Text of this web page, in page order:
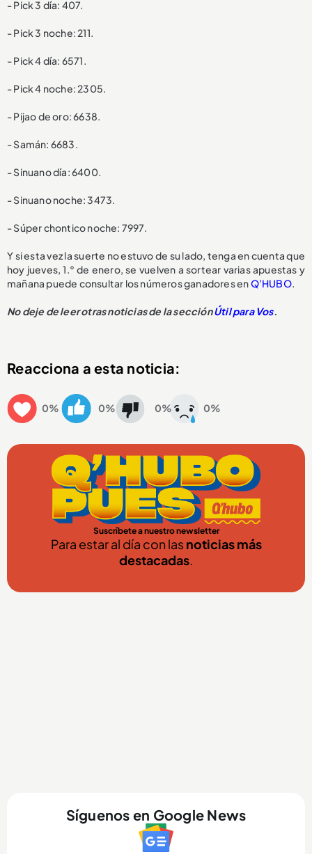
- Pick 3 día: 407.
- Pick 3 noche: 211.
- Pick 4 día: 6571.
- Pick 4 noche: 2305.
- Pijao de oro: 6638.
- Samán: 6683.
- Sinuano día: 6400.
- Sinuano noche: 3473.
- Súper chontico noche: 7997.
Y si esta vez la suerte no estuvo de su lado, tenga en cuenta que
hoy jueves, 1.° de enero, se vuelven a sortear varias apuestas y
mañana puede consultar los números ganadores enQ’HUBO.
No deje de leer otras noticias de la secciónÚtil para Vos.
Reacciona a esta noticia:
0% 0% 0% 0%
Suscríbete a nuestro newsletter
Para estar al día con lasnoticias más
destacadas.
Síguenos en Google News